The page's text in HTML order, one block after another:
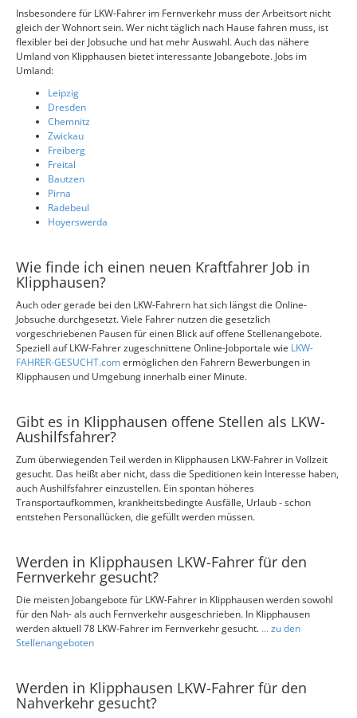
Insbesondere für LKW-Fahrer im Fernverkehr muss der Arbeitsort nicht
gleich der Wohnort sein. Wer nicht täglich nach Hause fahren muss, ist
flexibler bei der Jobsuche und hat mehr Auswahl. Auch das nähere
Umland von Klipphausen bietet interessante Jobangebote. Jobs im
Umland:
Leipzig
Dresden
Chemnitz
Zwickau
Freiberg
Freital
Bautzen
Pirna
Radebeul
Hoyerswerda
Wie finde ich einen neuen Kraftfahrer Job in
Klipphausen?
Auch oder gerade bei den LKW-Fahrern hat sich längst die Online-
Jobsuche durchgesetzt. Viele Fahrer nutzen die gesetzlich
vorgeschriebenen Pausen für einen Blick auf offene Stellenangebote.
Speziell auf LKW-Fahrer zugeschnittene Online-Jobportale wie LKW-
FAHRER-GESUCHT.comermöglichen den Fahrern Bewerbungen in
Klipphausen und Umgebung innerhalb einer Minute.
Gibt es in Klipphausen offene Stellen als LKW-
Aushilfsfahrer?
Zum überwiegenden Teil werden in Klipphausen LKW-Fahrer in Vollzeit
gesucht. Das heißt aber nicht, dass die Speditionen kein Interesse haben,
auch Aushilfsfahrer einzustellen. Ein spontan höheres
Transportaufkommen, krankheitsbedingte Ausfälle, Urlaub - schon
entstehen Personallücken, die gefüllt werden müssen.
Werden in Klipphausen LKW-Fahrer für den
Fernverkehr gesucht?
Die meisten Jobangebote für LKW-Fahrer in Klipphausen werden sowohl
für den Nah- als auch Fernverkehr ausgeschrieben. In Klipphausen
werden aktuell 78 LKW-Fahrer im Fernverkehr gesucht. ... zu den
Stellenangeboten
Werden in Klipphausen LKW-Fahrer für den
Nahverkehr gesucht?